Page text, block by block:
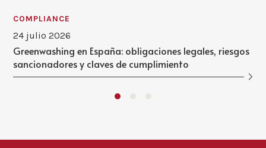
COMPLIANCE
24 julio 2026
Greenwashing en España: obligaciones legales, riesgos
sancionadores y claves de cumplimiento